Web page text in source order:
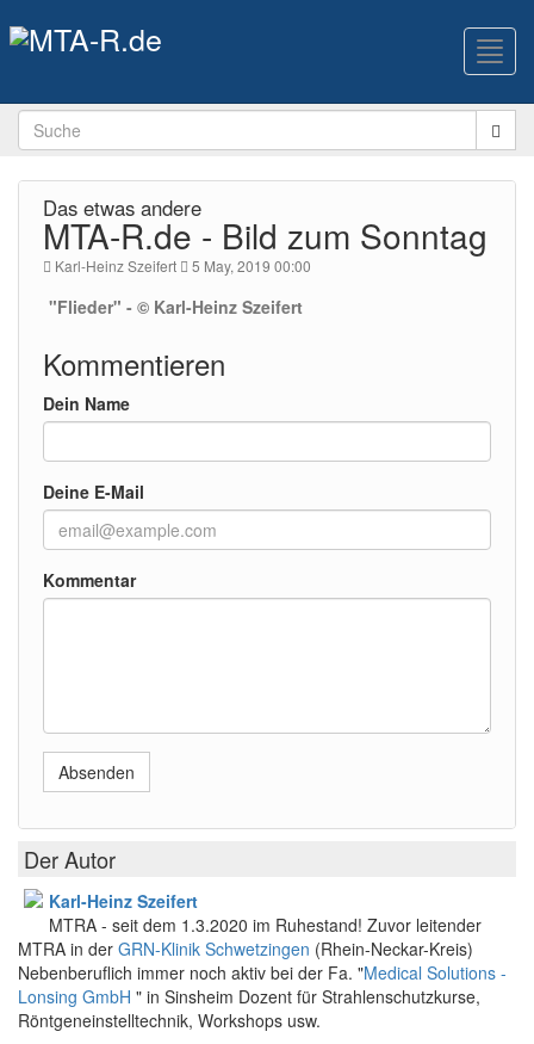
Das etwas andere
MTA-R.de - Bild zum Sonntag
Karl-Heinz Szeifert 5 May, 2019 00:00
"Flieder" - © Karl-Heinz Szeifert
Kommentieren
Dein Name
Deine E-Mail
Kommentar
Absenden
Der Autor
Karl-Heinz Szeifert
MTRA - seit dem 1.3.2020 im Ruhestand! Zuvor leitender
MTRA in der GRN-Klinik Schwetzingen (Rhein-Neckar-Kreis)
Nebenberuflich immer noch aktiv bei der Fa. "Medical Solutions -
Lonsing GmbH " in Sinsheim Dozent für Strahlenschutzkurse,
Röntgeneinstelltechnik, Workshops usw.